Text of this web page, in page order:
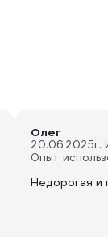
Олег
20.06.2025г.
Опыт
Недорогая и